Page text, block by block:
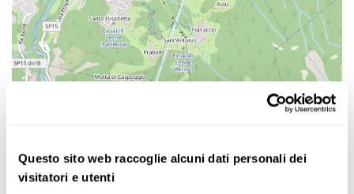
Questo sito web raccoglie alcuni dati personali dei
visitatori e utenti